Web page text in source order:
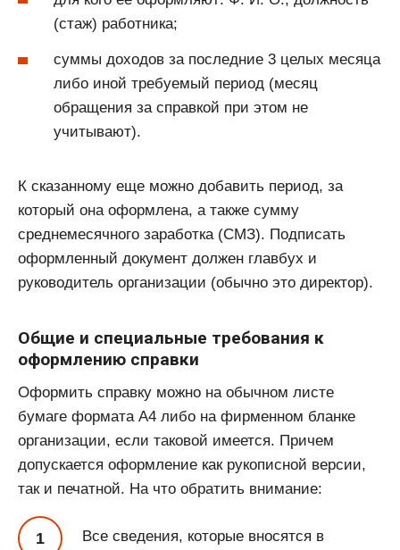
(стаж) работника;
суммы доходов за последние 3 целых месяца
либо иной требуемый период (месяц
обращения за справкой при этом не
учитывают).
К сказанному еще можно добавить период, за
который она оформлена, а также сумму
среднемесячного заработка (СМЗ). Подписать
оформленный документ должен главбух и
руководитель организации (обычно это директор).
Общие и специальные требования к
оформлению справки
Оформить справку можно на обычном листе
бумаге формата А4 либо на фирменном бланке
организации, если таковой имеется. Причем
допускается оформление как рукописной версии,
так и печатной. На что обратить внимание:
Все сведения, которые вносятся в